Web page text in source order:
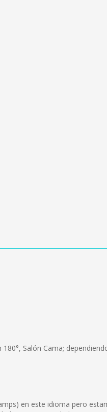
Salón Cama;
en este idioma pero